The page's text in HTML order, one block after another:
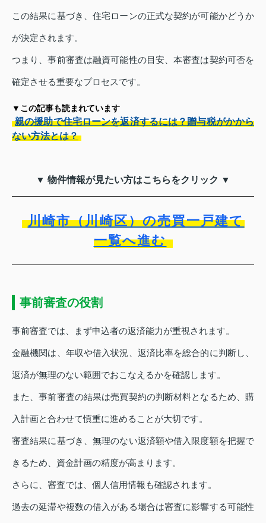
この結果に基づき、住宅ローンの正式な契約が可能かどうか
が決定されます。
つまり、事前審査は融資可能性の目安、本審査は契約可否を
確定させる重要なプロセスです。
▼この記事も読まれています
親の援助で住宅ローンを返済するには？贈与税がかから
ない方法とは？
▼ 物件情報が見たい方はこちらをクリック ▼
川崎市（川崎区）の売買一戸建て
一覧へ進む
事前審査の役割
事前審査では、まず申込者の返済能力が重視されます。
金融機関は、年収や借入状況、返済比率を総合的に判断し、
返済が無理のない範囲でおこなえるかを確認します。
また、事前審査の結果は売買契約の判断材料となるため、購
入計画と合わせて慎重に進めることが大切です。
審査結果に基づき、無理のない返済額や借入限度額を把握で
きるため、資金計画の精度が高まります。
さらに、審査では、個人信用情報も確認されます。
過去の延滞や複数の借入がある場合は審査に影響する可能性